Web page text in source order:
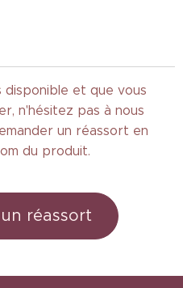
et que vous
n'hésitez pas à nous
un réassort en
du produit.
réassort